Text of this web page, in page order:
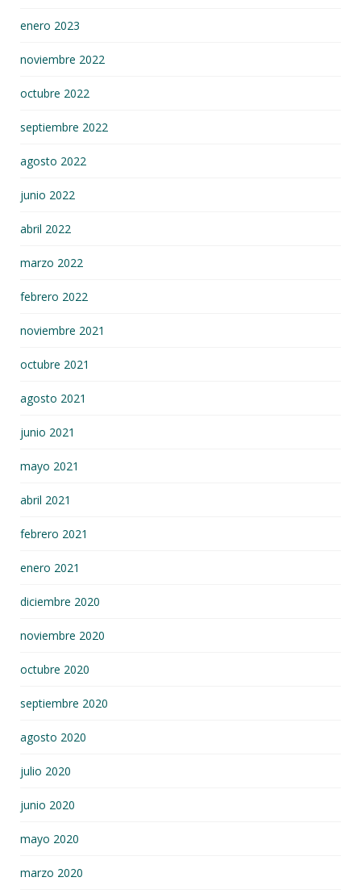
enero 2023
noviembre 2022
octubre 2022
septiembre 2022
agosto 2022
junio 2022
abril 2022
marzo 2022
febrero 2022
noviembre 2021
octubre 2021
agosto 2021
junio 2021
mayo 2021
abril 2021
febrero 2021
enero 2021
diciembre 2020
noviembre 2020
octubre 2020
septiembre 2020
agosto 2020
julio 2020
junio 2020
mayo 2020
marzo 2020